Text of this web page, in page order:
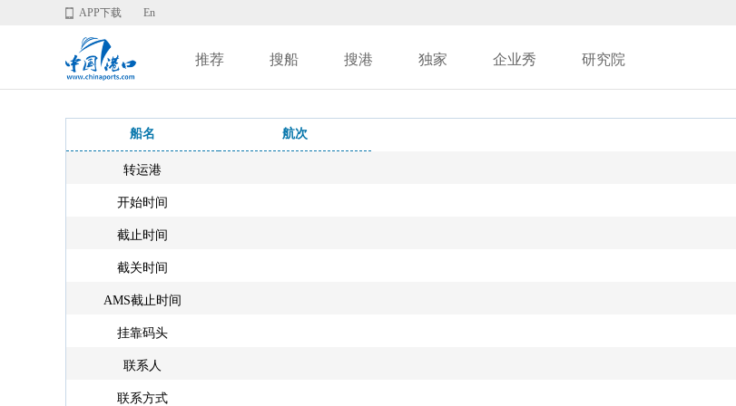
APP下载 En
推荐 搜船 搜港 独家 企业秀 研究院
船名 航次
转运港
开始时间
截止时间
截关时间
AMS截止时间
挂靠码头
联系人
联系方式